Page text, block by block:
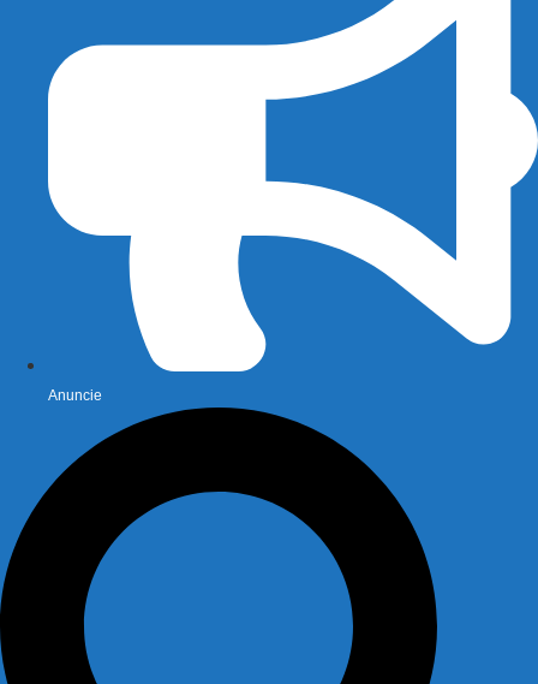
Anuncie